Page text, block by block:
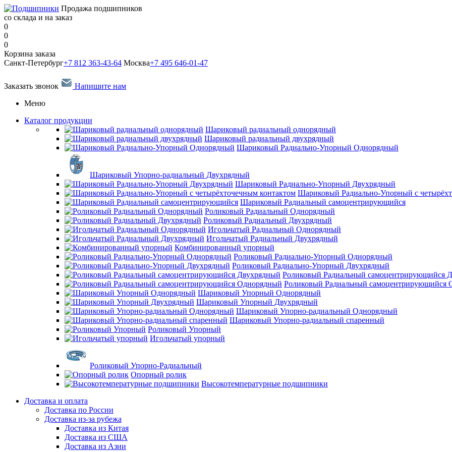
Продажа подшипников
со склада и на заказ
0
0
0
Корзина заказа
Санкт-Петербург+7 812 363-43-64 Москва+7 495 646-01-47
Заказать звонок
Напишите нам
Меню
Каталог продукции
Шариковый радиальный однорядный
Шариковый радиальный двухрядный
Шариковый Радиально-Упорный Однорядный
Шариковый Упорно-радиальный Двухрядный
Шариковый Радиально-Упорный Двухрядный
Шариковый Радиально-Упорный с
Шариковый Радиальный самоцентрирующийся
Роликовый Радиальный Однорядный
Роликовый Радиальный Двухрядный
Игольчатый Радиальный Однорядный
Игольчатый Радиальный Двухрядный
Комбинированный упорный
Роликовый Радиально-Упорный Однорядный
Роликовый Радиально-Упорный Двухрядный
Роликовый Радиальный самоцентрирующийся
Роликовый Радиальный самоцентрирующийся
Шариковый Упорный Однорядный
Шариковый Упорный Двухрядный
Шариковый Упорно-радиальный Однорядный
Шариковый Упорно-радиальный спаренный
Роликовый Упорный
Игольчатый упорный
Роликовый Упорно-Радиальный
Опорный ролик
Высокотемпературные подшипники
Доставка и оплата
Доставка по России
Доставка из-за рубежа
Доставка из Китая
Доставка из США
Доставка из Азии